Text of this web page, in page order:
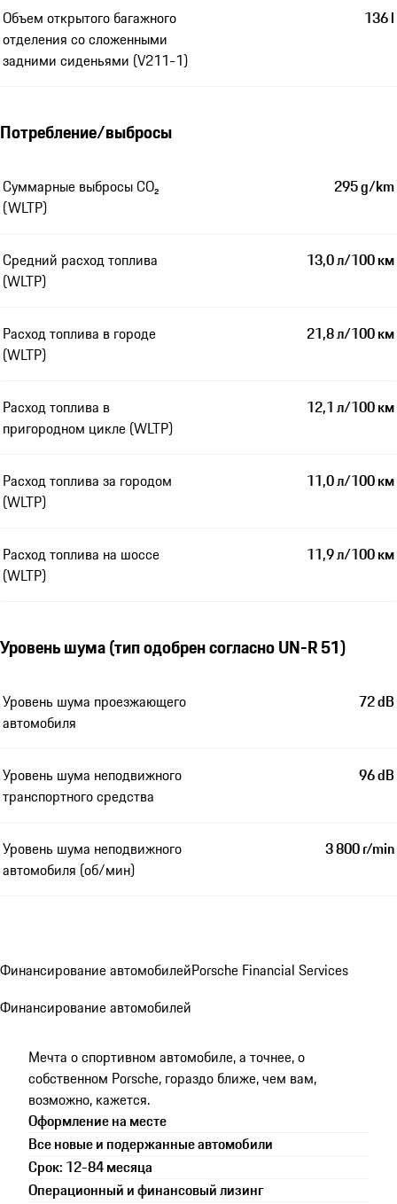
Объем открытого багажного
отделения со сложенными
задними сиденьями (V211-1)
136 l
Потребление/выбросы
Суммарные выбросы CO₂
(WLTP)
295 g/km
Средний расход топлива
(WLTP)
13,0 л/100 км
Расход топлива в городе
(WLTP)
21,8 л/100 км
Расход топлива в
пригородном цикле (WLTP)
12,1 л/100 км
Расход топлива за городом
(WLTP)
11,0 л/100 км
Расход топлива на шоссе
(WLTP)
11,9 л/100 км
Уровень шума (тип одобрен согласно UN-R 51)
Уровень шума проезжающего
автомобиля
72 dB
Уровень шума неподвижного
транспортного средства
96 dB
Уровень шума неподвижного
автомобиля (об/мин)
3 800 r/min
Финансирование автомобилейPorsche Financial Services
Финансирование автомобилей
Мечта о спортивном автомобиле, а точнее, о
собственном Porsche, гораздо ближе, чем вам,
возможно, кажется.
Оформление на месте
Все новые и подержанные автомобили
Срок: 12-84 месяца
Операционный и финансовый лизинг